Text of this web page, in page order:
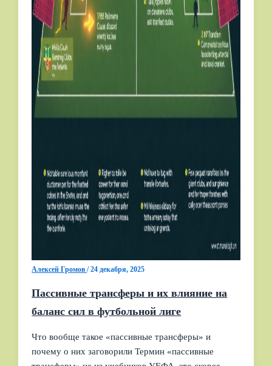
Алексей Громов/24 декабря, 2025
Пассивные трансферы и их влияние на
баланс сил в футбольной лиге
Что вообще такое «пассивные трансферы» и
почему о них заговорили Термин «пассивные